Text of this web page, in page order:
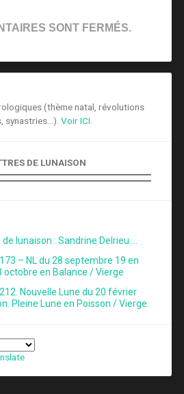
SONT FERMÉS.
(thème natal, révolutions
synastries...). Voir ICI.
DE LUNAISON
lunaison : Sandrine Delrieu.…
– NL du 28 septembre 19 en
octobre en Balance / Vierge
Nouvelle Lune du 20 février
Pleine Lune en Poisson / Vierge.